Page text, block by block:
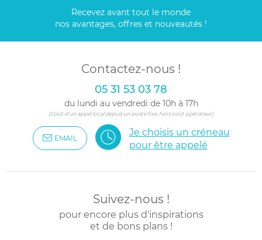
Recevez avant tout le monde
nos avantages, offres et nouveautés !
Contactez-nous !
05 31 53 03 78
du lundi au vendredi de 10h à 17h
(Coût d'un appel local depuis un poste fixe, hors coût opérateur)
EMAIL
Je choisis un créneau
pour être appelé
Suivez-nous !
pour encore plus d'inspirations
et de bons plans !